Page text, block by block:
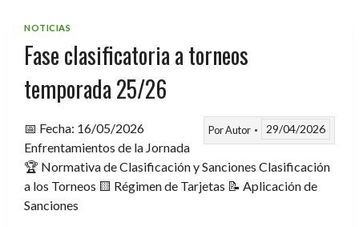
NOTICIAS
Fase clasificatoria a torneos
temporada 25/26
PorAutor 29/04/2026
📅 Fecha: 16/05/2026
Enfrentamientos de la Jornada
🏆 Normativa de Clasificación y Sanciones Clasificación
a los Torneos 🟨 Régimen de Tarjetas 📝 Aplicación de
Sanciones